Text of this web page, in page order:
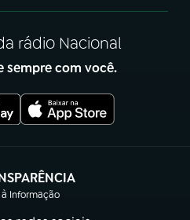
rádio Nacional
sempre com você.
à Informação
(abre em nova aba)